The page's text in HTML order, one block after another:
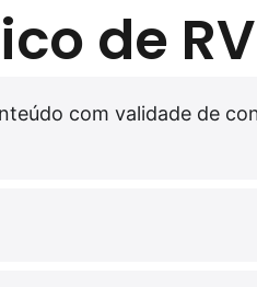
de RV
com validade de